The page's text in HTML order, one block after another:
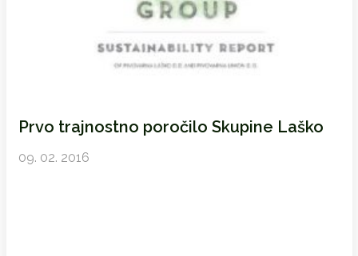
Prvo trajnostno poročilo Skupine Laško
09. 02. 2016